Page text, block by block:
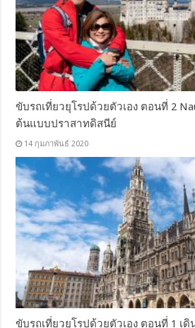
ขับรถเที่ยวยุโรปด้วยตัวเอง ตอนที่ 2
ต้นแบบปราสาทดิสนีย์
14 กุมภาพันธ์ 2020
ขับรถเที่ยวยุโรปด้วยตัวเอง ตอนที่ 1 เ